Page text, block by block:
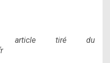
article tiré du